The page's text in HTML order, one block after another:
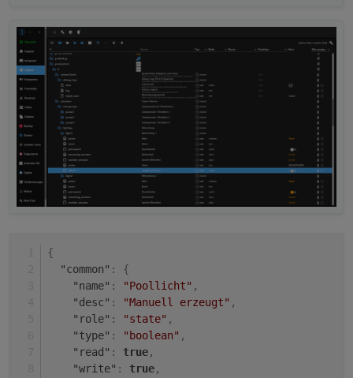
{
"common" :
{
"name" : "Poollicht" ,
"desc" : "Manuell erzeugt" ,
"role" : "state" ,
"type" : "boolean" ,
"read" : true,
"write" : true,